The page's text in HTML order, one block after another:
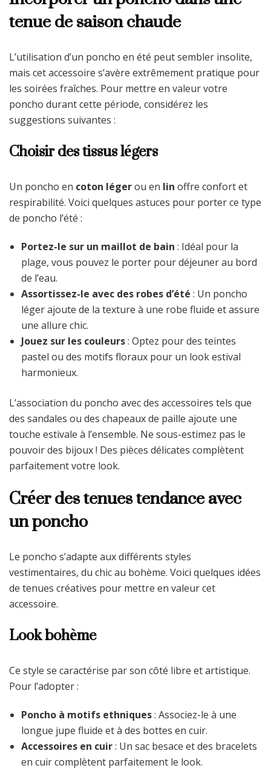
tenue de saison chaude
L’utilisation d’un poncho en été peut sembler insolite,
mais cet accessoire s’avère extrêmement pratique pour
les soirées fraîches. Pour mettre en valeur votre
poncho durant cette période, considérez les
suggestions suivantes :
Choisir des tissus légers
Un poncho en coton légerou en lin offre confort et
respirabilité. Voici quelques astuces pour porter ce type
de poncho l’été :
Portez-le sur un maillot de bain : Idéal pour la
plage, vous pouvez le porter pour déjeuner au bord
de l’eau.
Assortissez-le avec des robes d’été : Un poncho
léger ajoute de la texture à une robe fluide et assure
une allure chic.
Jouez sur les couleurs: Optez pour des teintes
pastel ou des motifs floraux pour un look estival
harmonieux.
L’association du poncho avec des accessoires tels que
des sandales ou des chapeaux de paille ajoute une
touche estivale à l’ensemble. Ne sous-estimez pas le
pouvoir des bijoux ! Des pièces délicates complètent
parfaitement votre look.
Créer des tenues tendance avec
un poncho
Le poncho s’adapte aux différents styles
vestimentaires, du chic au bohème. Voici quelques idées
de tenues créatives pour mettre en valeur cet
accessoire.
Look bohème
Ce style se caractérise par son côté libre et artistique.
Pour l’adopter :
Poncho à motifs ethniques: Associez-le à une
longue jupe fluide et à des bottes en cuir.
Accessoires en cuir: Un sac besace et des bracelets
en cuir complètent parfaitement le look.